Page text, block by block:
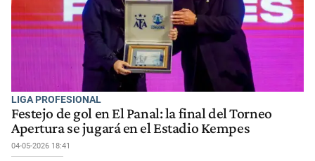
LIGA PROFESIONAL
Festejo de gol en El Panal: la final del Torneo
Apertura se jugará en el Estadio Kempes
04-05-2026 18:41